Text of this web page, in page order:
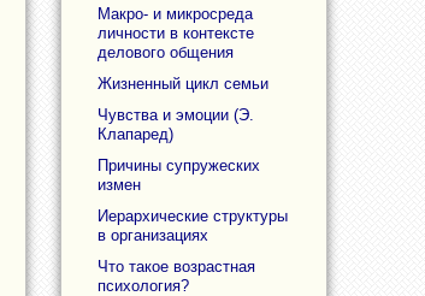
Макро- и микросреда
личности в контексте
делового общения
Жизненный цикл семьи
Чувства и эмоции (Э.
Клапаред)
Причины супружеских
измен
Иерархические структуры
в организациях
Что такое возрастная
психология?